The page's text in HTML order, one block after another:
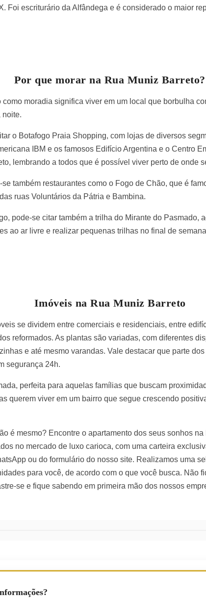
Foi escriturário da Alfândega e é considerado o maior
Por que morar na Rua Muniz Barreto?
moradia significa viver em um local que borbulha
noite.
o Botafogo Praia Shopping, com lojas de diversos
IBM e os famosos Edifício Argentina e o Centro
lembrando a todos que é possível viver perto de onde
também restaurantes como o Fogo de Chão, que é
ruas Voluntários da Pátria e Bambina.
pode-se citar também a trilha do Mirante do Pasmado,
ao ar livre e realizar pequenas trilhas no final de
Imóveis na Rua Muniz Barreto
se dividem entre comerciais e residenciais, entre
reformados. As plantas são variadas, com diferentes
e até mesmo varandas. Vale destacar que parte
segurança 24h.
perfeita para aquelas famílias que buscam
querem viver em um bairro que segue crescendo
é mesmo? Encontre o apartamento dos seus sonhos
no mercado de luxo carioca, com uma carteira
ou do formulário do nosso site. Realizamos uma
para você, de acordo com o que você busca. Não
se e fique sabendo em primeira mão dos nossos